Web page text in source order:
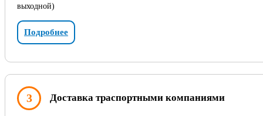
выходной)
Подробнее
3 Доставка траспортными компаниями